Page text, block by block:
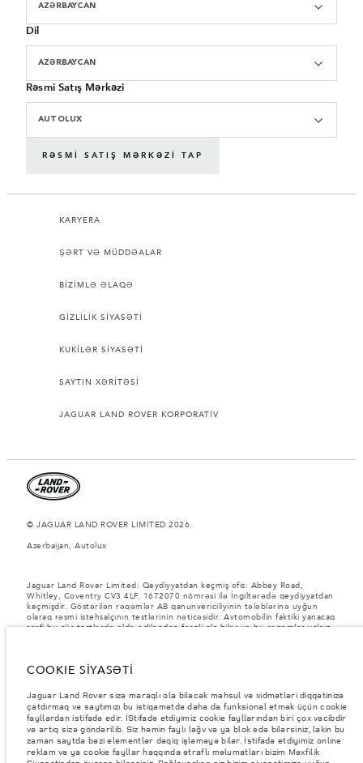
AZƏRBAYCAN
Dil
AZƏRBAYCAN
Rəsmi Satış Mərkəzi
AUTOLUX
RƏSMI SATIŞ MƏRKƏZI TAP
KARYERA
ŞƏRT VƏ MÜDDƏALAR
BİZİMLƏ ƏLAQƏ
GİZLİLİK SİYASƏTİ
KUKİLƏR SİYASƏTİ
SAYTIN XƏRİTƏSİ
JAGUAR LAND ROVER KORPORATİV
© JAGUAR LAND ROVER LIMITED 2026.
Azerbaijan, Autolux
Jaguar Land Rover Limited: Qeydiyyatdan keçmiş ofis: Abbey Road,
Whitley, Coventry CV3 4LF. 1672070 nömrəsi ilə İngiltərədə qeydiyyatdan
keçmişdir. Göstərilən rəqəmlər AB qanunvericiliyinin tələblərinə uyğun
olaraq rəsmi istehsalçının testlərinin nəticəsidir. Avtomobilin faktiki yanacaq
sərfi bu cür testlərdə əldə ediləndən fərqli ola bilər və bu rəqəmlər yalnız
dilerinizə müraciət edin.
Göstərilən çəkilər avtomobilin standart xarakteristikasını əks etdirir.
İstehsal sonrası əlavə edilən aksesuarlar və digər avadanlıqlar yük götürmə
qabiliyyətinə təsir göstərəcək. Aksesuarlar, sərnişinlər, maye və yanacaq
yükləndikdə Ümumi Avtomobil Çəkisinin (GVW) və Oxa Düşən Maksimum
Yükün müəyyən edilmiş həddinin aşılmadığından əmin olun.
Şəkillər və spesifikasiyalar haqqında vacib qeyd.Qlobal yarımkeçirici
COOKIE SİYASƏTİ
Jaguar Land Rover sizə maraqlı ola biləcək məhsul və xidmətləri diqqətinizə
çatdırmaq və saytımızı bu istiqamətdə daha da funksional etmək üçün cookie
fayllardan istifadə edir. İStifadə etdiyimiz cookie fayllarından biri çox vacibdir
və artıq sizə göndərilib. Siz həmin faylı ləğv və ya blok edə bilərsiniz, lakin bu
zaman saytda bəzi elementlər dəqiq işləməyə bilər. İstifadə etdiyimiz online
reklam və ya cookie fayllar haqqında ətraflı məlumatları bizim Məxfilik